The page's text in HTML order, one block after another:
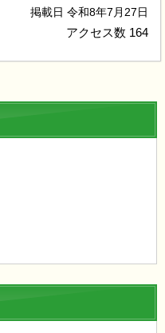
掲載日 令和8年7月27日
アクセス数 164